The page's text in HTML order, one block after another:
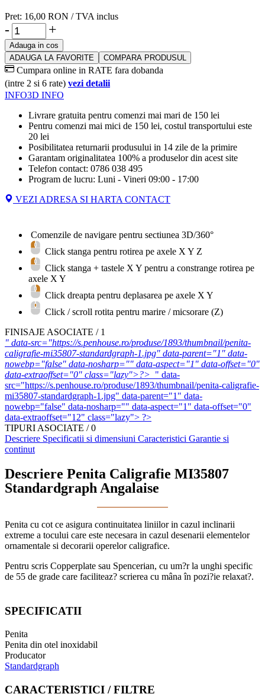
Pret: 16,00 RON / TVA inclus
- +
Adauga in cos
ADAUGA LA FAVORITE
COMPARA PRODUSUL
Cumpara online in RATE fara dobanda
(intre 2 si 6 rate) vezi detalii
INFO3D INFO
Livrare gratuita pentru comenzi mai mari de 150 lei
Pentru comenzi mai mici de 150 lei, costul transportului este
20 lei
Posibilitatea returnarii produsului in 14 zile de la primire
Garantam originalitatea 100% a produselor din acest site
Telefon contact: 0786 038 495
Program de lucru: Luni - Vineri 09:00 - 17:00
VEZI ADRESA SI HARTA CONTACT
Comenzile de navigare pentru sectiunea 3D/360°
Click stanga pentru rotirea pe axele X Y Z
Click stanga + tastele X Y pentru a constrange rotirea pe
axele X Y
Click dreapta pentru deplasarea pe axele X Y
Click / scroll rotita pentru marire / micsorare (Z)
FINISAJE ASOCIATE / 1
" data-src="https://s.penhouse.ro/produse/1893/thumbnail/penita-
caligrafie-mi35807-standardgraph-1.jpg" data-parent="1" data-
nowebp="false" data-nosharp="" data-aspect="1" data-offset="0"
data-extraoffset="0" class="lazy">?> " data-
src="https://s.penhouse.ro/produse/1893/thumbnail/penita-caligrafie-
mi35807-standardgraph-1.jpg" data-parent="1" data-
nowebp="false" data-nosharp="" data-aspect="1" data-offset="0"
data-extraoffset="12" class="lazy"> ?>
TIPURI ASOCIATE / 0
Descriere Specificatii si dimensiuni Caracteristici Garantie si
continut
Descriere Penita Caligrafie MI35807
Standardgraph Angalaise
Penita cu cot ce asigura continuitatea liniilor in cazul inclinarii
extreme a tocului care este necesara in cazul desenarii elementelor
ornamentale si decorarii operelor caligrafice.
Pentru scris Copperplate sau Spencerian, cu um?r la unghi specific
de 55 de grade care faciliteaz? scrierea cu mâna în pozi?ie relaxat?.
SPECIFICATII
Penita
Penita din otel inoxidabil
Producator
Standardgraph
CARACTERISTICI / FILTRE